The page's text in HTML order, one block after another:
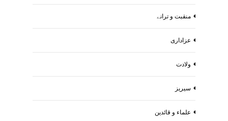
منقبت و ترانے
عزاداری
ولادت
سیریز
علماء و قائدین